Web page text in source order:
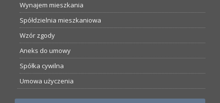
Wynajem mieszkania
Spółdzielnia mieszkaniowa
Wzór zgody
Aneks do umowy
Spółka cywilna
Umowa użyczenia